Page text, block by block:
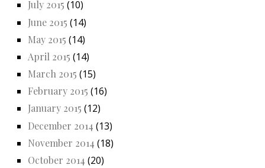
July 2015 (10)
June 2015 (14)
May 2015 (14)
April 2015 (14)
March 2015 (15)
February 2015 (16)
January 2015 (12)
December 2014 (13)
November 2014 (18)
October 2014 (20)